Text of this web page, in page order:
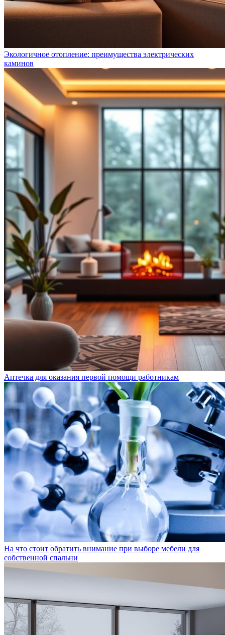
Экологичное отопление: преимущества электрических
каминов
Аптечка для оказания первой помощи работникам
На что стоит обратить внимание при выборе мебели для
собственной спальни